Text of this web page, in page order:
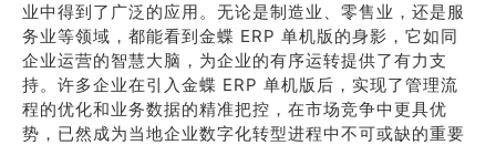
业中得到了广泛的应用。无论是制造业、零售业，还是服
务业等领域，都能看到金蝶 ERP 单机版的身影，它如同
企业运营的智慧大脑，为企业的有序运转提供了有力支
持。许多企业在引入金蝶 ERP 单机版后，实现了管理流
程的优化和业务数据的精准把控，在市场竞争中更具优
势，已然成为当地企业数字化转型进程中不可或缺的重要